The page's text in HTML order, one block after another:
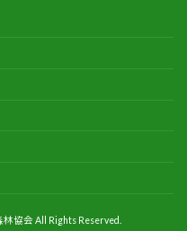
協会 All Rights Reserved.